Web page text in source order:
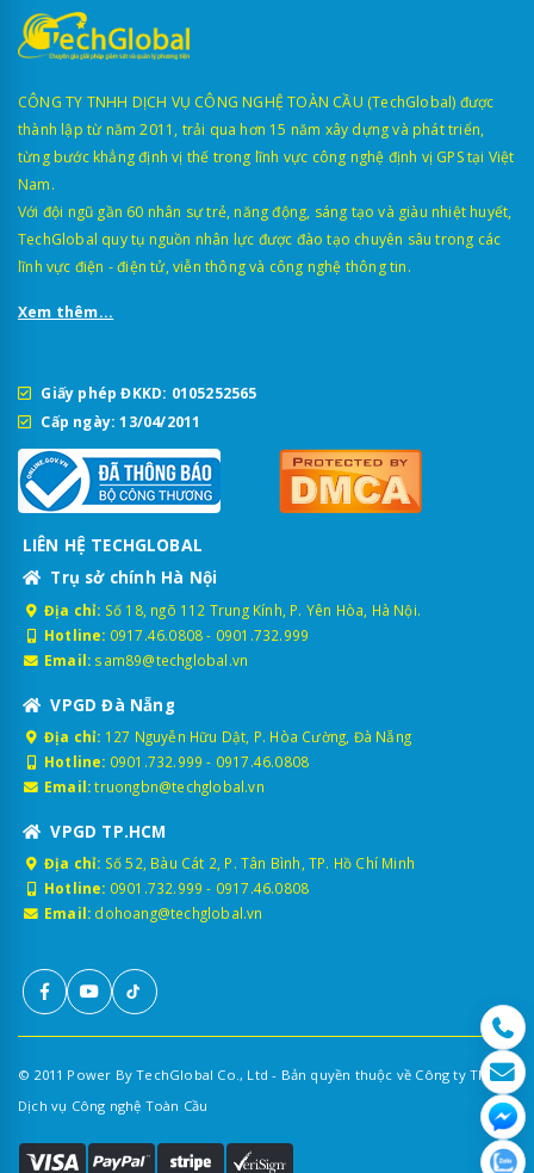
CÔNG TY TNHH DỊCH VỤ CÔNG NGHỆ TOÀN CẦU (TechGlobal) được
thành lập từ năm 2011, trải qua hơn 15 năm xây dựng và phát triển,
từng bước khẳng định vị thế trong lĩnh vực công nghệ định vị GPS tại Việt
Nam.
Với đội ngũ gần 60 nhân sự trẻ, năng động, sáng tạo và giàu nhiệt huyết,
TechGlobal quy tụ nguồn nhân lực được đào tạo chuyên sâu trong các
lĩnh vực điện - điện tử, viễn thông và công nghệ thông tin.
Xem thêm...
Giấy phép ĐKKD: 0105252565
Cấp ngày: 13/04/2011
LIÊN HỆ TECHGLOBAL
Trụ sở chính Hà Nội
Địa chỉ: Số 18, ngõ 112 Trung Kính, P. Yên Hòa, Hà Nội.
Hotline: 0917.46.0808- 0901.732.999
Email: sam89@techglobal.vn
VPGD Đà Nẵng
Địa chỉ: 127 Nguyễn Hữu Dật, P. Hòa Cường, Đà Nẵng
Hotline: 0901.732.999 - 0917.46.0808
Email: truongbn@techglobal.vn
VPGD TP.HCM
Địa chỉ: Số 52, Bàu Cát 2, P. Tân Bình, TP. Hồ Chí Minh
Hotline: 0901.732.999 - 0917.46.0808
Email: dohoang@techglobal.vn
© 2011 Power By TechGlobal Co., Ltd - Bản quyền thuộc về Công ty TNHH
Dịch vụ Công nghệ Toàn Cầu